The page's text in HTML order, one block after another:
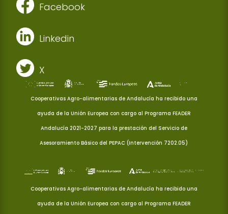
Facebook
Linkedin
X
Cooperativas Agro-alimentarias de Andalucía ha recibido una
ayuda de la Unión Europea con cargo al Programa FEADER
Andalucía 2021-2027 para la prestación del Servicio de
Asesoramiento Básico del PEPAC (Intervención 7202.05)
Cooperativas Agro-alimentarias de Andalucía ha recibido una
ayuda de la Unión Europea con cargo al Programa FEADER